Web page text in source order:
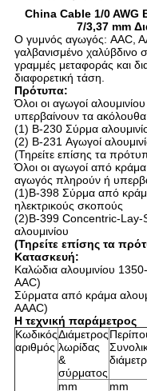
China Cable 1/0
7/3,37 mm
Ο γυμνός αγωγός: AAC,
γαλβανισμένο χαλύβδινο
γραμμές μεταφοράς και
διαφορετική τάση.
Πρότυπα:
Όλοι οι αγωγοί
υπερβαίνουν τα
(1) B-230 Σύρμα
(2) B-231 Αγωγοί
(Τηρείτε επίσης τα
Όλοι οι αγωγοί από
αγωγός πληρούν ή
(1)B-398 Σύρμα από
ηλεκτρικούς σκοπούς
(2)B-399 Concentric-
αλουμινίου
(Τηρείτε επίσης τα
Κατασκευή:
Καλώδια αλουμινίου
AAC)
Σύρματα από κράμα
AAAC)
Η τεχνική παράμετρος
Κωδικός
αριθμός
Διάμετρος
λωρίδας
&
σύρματος
mm mm